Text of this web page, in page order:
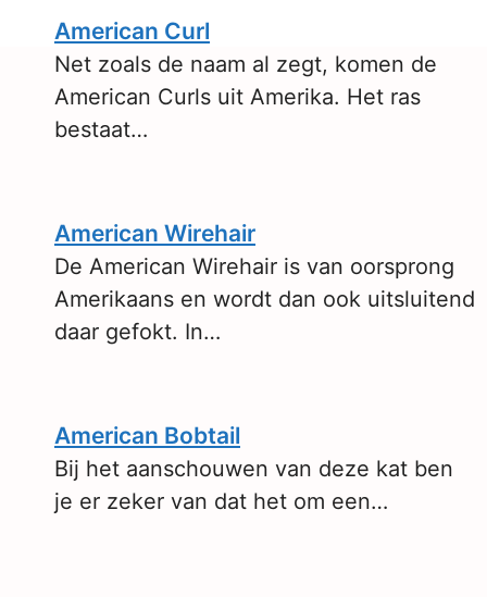
American Curl
Net zoals de naam al zegt, komen de
American Curls uit Amerika. Het ras
bestaat…
American Wirehair
De American Wirehair is van oorsprong
Amerikaans en wordt dan ook uitsluitend
daar gefokt. In…
American Bobtail
Bij het aanschouwen van deze kat ben
je er zeker van dat het om een…